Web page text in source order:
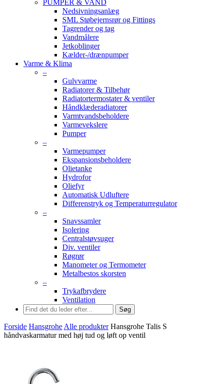
PUMPER & VAND
Nedsivningsanlæg
SML Støbejernsrør og Fittings
Tagrender og tag
Vandmålere
Jetkoblinger
Kælder-/drænpumper
Varme & Klima
–
Gulvvarme
Radiatorer & Tilbehør
Radiatortermostater & ventiler
Håndklæderadiatorer
Varmtvandsbeholdere
Varmevekslere
Pumper
–
Varmepumper
Ekspansionsbeholdere
Olietanke
Hydrofor
Oliefyr
Automatisk Udluftere
Differenstryk og Temperaturregulator
–
Snavssamler
Isolering
Centralstøvsuger
Div. ventiler
Røgrør
Manometer og Termometer
Metalbestos skorsten
–
Trykafbrydere
Ventilation
Søg
Forside Hansgrohe Alle produkter Hansgrohe Talis S
håndvaskarmatur med høj tud og løft op ventil